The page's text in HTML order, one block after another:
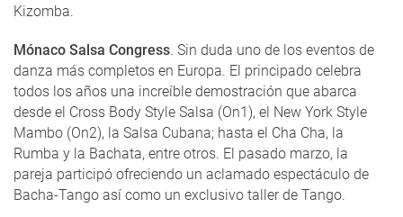
Kizomba.
Mónaco Salsa Congress. Sin duda uno de los eventos de
danza más completos en Europa. El principado celebra
todos los años una increíble demostración que abarca
desde el Cross Body Style Salsa (On1), el New York Style
Mambo (On2), la Salsa Cubana; hasta el Cha Cha, la
Rumba y la Bachata, entre otros. El pasado marzo, la
pareja participó ofreciendo un aclamado espectáculo de
Bacha-Tango así como un exclusivo taller de Tango.